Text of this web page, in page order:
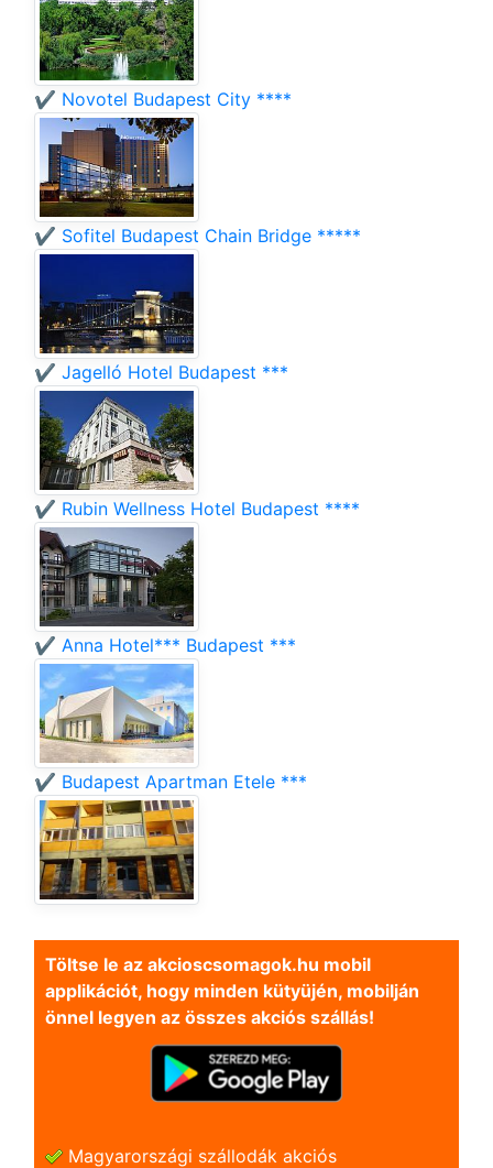
✔️ Novotel Budapest City ****
✔️ Sofitel Budapest Chain Bridge *****
✔️ Jagelló Hotel Budapest ***
✔️ Rubin Wellness Hotel Budapest ****
✔️ Anna Hotel*** Budapest ***
✔️ Budapest Apartman Etele ***
Töltse le az akcioscsomagok.hu mobil
applikációt, hogy minden kütyüjén, mobilján
önnel legyen az összes akciós szállás!
Magyarországi szállodák akciós